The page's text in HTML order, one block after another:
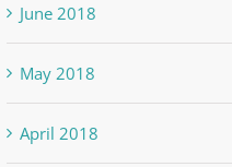
June 2018
May 2018
April 2018